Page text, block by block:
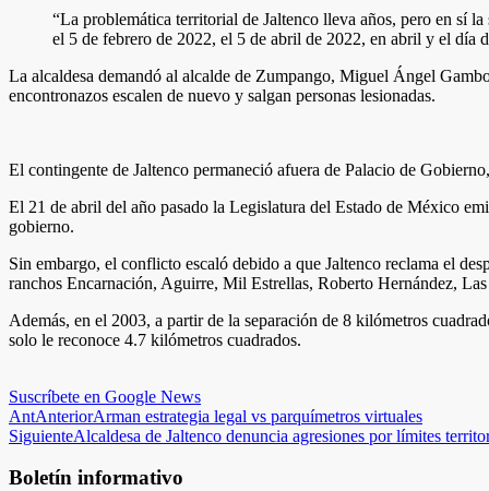
“La problemática territorial de Jaltenco lleva años, pero en sí la
el 5 de febrero de 2022, el 5 de abril de 2022, en abril y el día
La alcaldesa demandó al alcalde de Zumpango, Miguel Ángel
encontronazos escalen de nuevo y salgan personas lesionadas.
El contingente de Jaltenco permaneció afuera de Palacio de
El 21 de abril del año pasado la Legislatura del Estado de México
gobierno.
Sin embargo, el conflicto escaló debido a que Jaltenco reclama el
ranchos Encarnación, Aguirre, Mil Estrellas, Roberto Hernández,
Además, en el 2003, a partir de la separación de 8 kilómetros
solo le reconoce 4.7 kilómetros cuadrados.
Suscríbete en Google News
AntAnteriorArman estrategia legal vs parquímetros virtuales
SiguienteAlcaldesa de Jaltenco denuncia agresiones por límites
Boletín informativo